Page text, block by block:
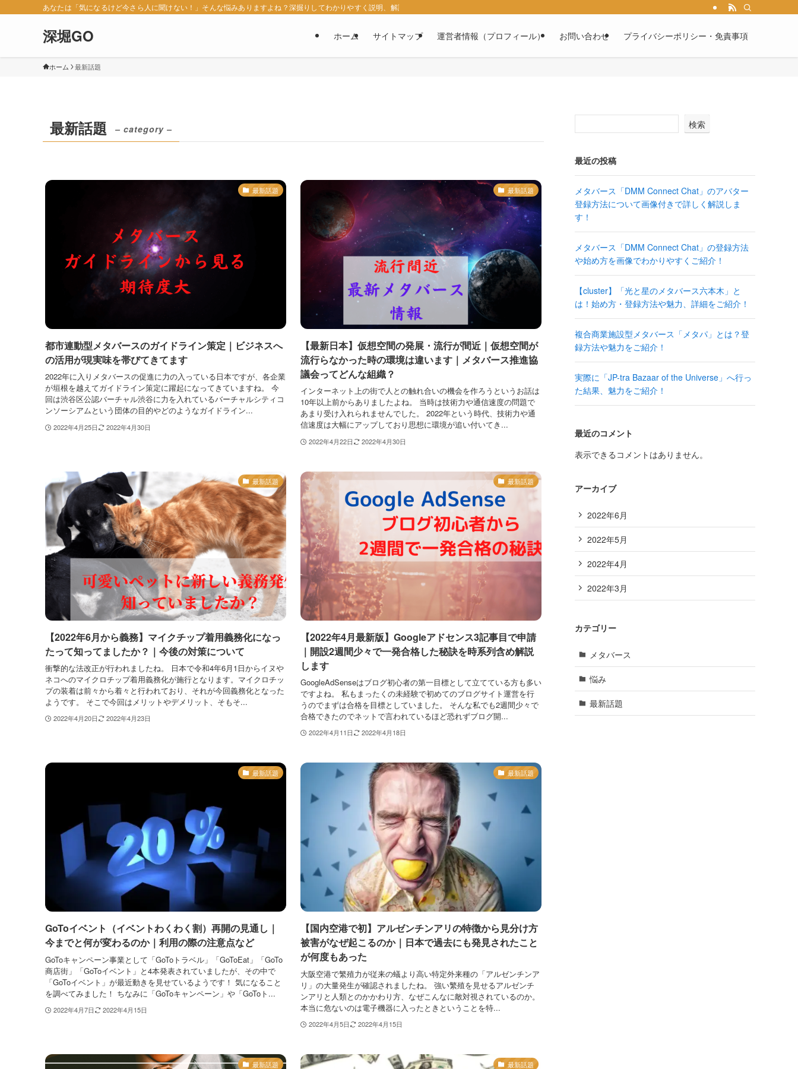
あなたは「気になるけど今さら人に聞けない！」そんな悩みありますよね？深掘りしてわかりやすく説明、解説していくブログです！
深堀GO ホーム サイトマップ 運営者情報（プロフィール） お問い合わせ プライバシーポリシー・免責事項
ホーム 最新話題
最新話題 – category –
最新話題
都市連動型メタバースのガイドライン策定｜ビジネスへ
の活用が現実味を帯びてきてます
2022年に入りメタバースの促進に力の入っている日本ですが、各企業
が垣根を越えてガイドライン策定に躍起になってきていますね。 今
回は渋谷区公認バーチャル渋谷に力を入れているバーチャルシティコ
ンソーシアムという団体の目的やどのようなガイドライン...
2022年4月25日 2022年4月30日
最新話題
【最新日本】仮想空間の発展・流行が間近｜仮想空間が
流行らなかった時の環境は違います｜メタバース推進協
議会ってどんな組織？
インターネット上の街で人との触れ合いの機会を作ろうというお話は
10年以上前からありましたよね。 当時は技術力や通信速度の問題で
あまり受け入れられませんでした。 2022年という時代、技術力や通
信速度は大幅にアップしており思想に環境が追い付いてき...
2022年4月22日 2022年4月30日
最新話題
【2022年6月から義務】マイクチップ着用義務化になっ
たって知ってましたか？｜今後の対策について
衝撃的な法改正が行われましたね。 日本で令和4年6月1日からイヌや
ネコへのマイクロチップ着用義務化が施行となります。マイクロチッ
プの装着は前々から着々と行われており、それが今回義務化となった
ようです。 そこで今回はメリットやデメリット、そもそ...
2022年4月20日 2022年4月23日
最新話題
【2022年4月最新版】Googleアドセンス3記事目で申請
｜開設2週間少々で一発合格した秘訣を時系列含め解説
します
GoogleAdSenseはブログ初心者の第一目標として立てている方も多い
ですよね。 私もまったくの未経験で初めてのブログサイト運営を行
うのでまずは合格を目標としていました。 そんな私でも2週間少々で
合格できたのでネットで言われているほど恐れずブログ開...
2022年4月11日 2022年4月18日
最新話題
GoToイベント（イベントわくわく割）再開の見通し｜
今までと何が変わるのか｜利用の際の注意点など
GoToキャンペーン事業として「GoToトラベル」「GoToEat」「GoTo
商店街」「GoToイベント」と4本発表されていましたが、その中で
「GoToイベント」が最近動きを見せているようです！ 気になること
を調べてみました！ ちなみに「GoToキャンペーン」や「GoToト...
2022年4月7日 2022年4月15日
最新話題
【国内空港で初】アルゼンチンアリの特徴から見分け方
被害がなぜ起こるのか｜日本で過去にも発見されたこと
が何度もあった
大阪空港で繁殖力が従来の蟻より高い特定外来種の「アルゼンチンア
リ」の大量発生が確認されましたね。 強い繁殖を見せるアルゼンチ
ンアリと人類とのかかわり方、なぜこんなに敵対視されているのか。
本当に危ないのは電子機器に入ったときということを特...
2022年4月5日 2022年4月15日
最新話題 最新話題
検索
最近の投稿
メタバース「DMM Connect Chat」のアバター
登録方法について画像付きで詳しく解説しま
す！
メタバース「DMM Connect Chat」の登録方法
や始め方を画像でわかりやすくご紹介！
【cluster】「光と星のメタバース六本木」と
は！始め方・登録方法や魅力、詳細をご紹介！
複合商業施設型メタバース「メタパ」とは？登
録方法や魅力をご紹介！
実際に「JP-tra Bazaar of the Universe」へ行っ
た結果、魅力をご紹介！
最近のコメント
表示できるコメントはありません。
アーカイブ
2022年6月
2022年5月
2022年4月
2022年3月
カテゴリー
メタバース
悩み
最新話題